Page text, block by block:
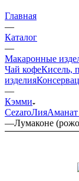
Главная
—
Каталог
—
Макаронные
Чай кофеКисель,
изделия
—
Кэмми
CezaroЛия
—Лумаконе